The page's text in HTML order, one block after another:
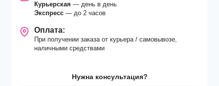
Курьерская — день в день
Экспресс — до 2 часов
Оплата:
При получении заказа от курьера / самовывозе,
наличными средствами
Нужна консультация?